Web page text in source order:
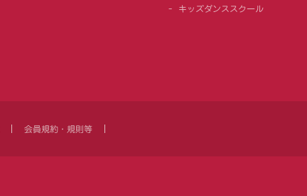
キッズダンススクール
会員規約・規則等